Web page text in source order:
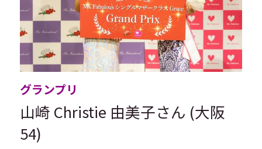
グランプリ
山崎 Christie 由美子さん (大阪
54)